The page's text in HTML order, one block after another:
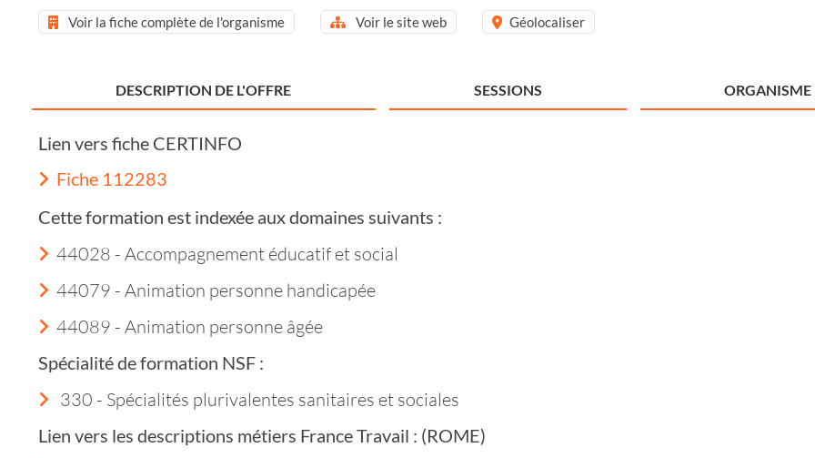
Voir la fiche complète de l'organisme Voir le site web Géolocaliser
DESCRIPTION DE L'OFFRE SESSIONS ORGANISME
Lien vers fiche CERTINFO
Fiche 112283
Cette formation est indexée aux domaines suivants :
44028 - Accompagnement éducatif et social
44079 - Animation personne handicapée
44089 - Animation personne âgée
Spécialité de formation NSF :
330 - Spécialités plurivalentes sanitaires et sociales
Lien vers les descriptions métiers France Travail : (ROME)